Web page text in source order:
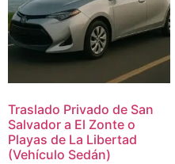
Traslado Privado de San
Salvador a El Zonte o
Playas de La Libertad
(Vehículo Sedán)